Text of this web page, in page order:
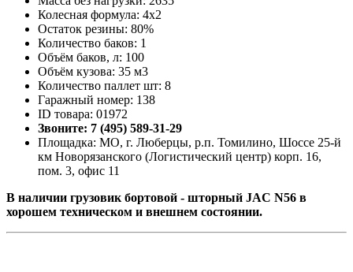
Колесная формула: 4х2
Остаток резины: 80%
Количество баков: 1
Объём баков, л: 100
Объём кузова: 35 м3
Количество паллет шт: 8
Гаражный номер: 138
ID товара: 01972
Звоните: 7 (495) 589-31-29
Площадка: МО, г. Люберцы, р.п. Томилино, Шоссе 25-й
км Новорязанского (Логистический центр) корп. 16,
пом. 3, офис 11
В наличии грузовик бортовой - шторный JAC N56 в
хорошем техническом и внешнем состоянии.